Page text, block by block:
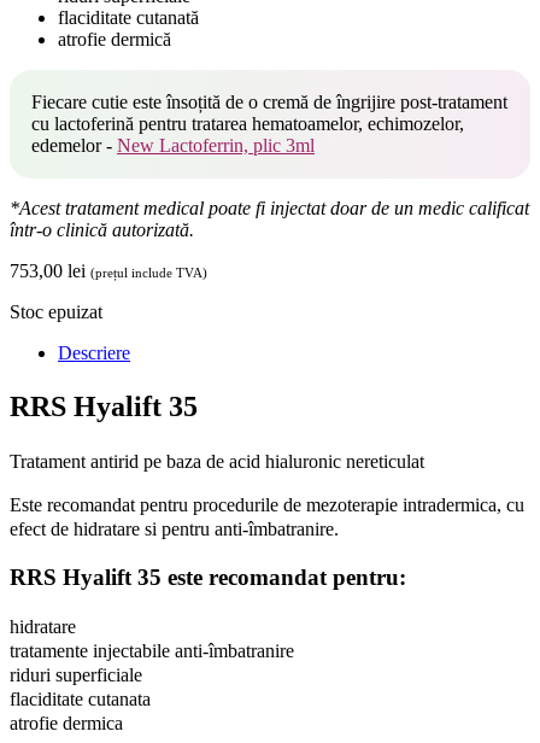
flaciditate cutanată
atrofie dermică
Fiecare cutie este însoțită de o cremă de îngrijire post-tratament
cu lactoferină pentru tratarea hematoamelor, echimozelor,
edemelor - New Lactoferrin, plic 3ml
*Acest tratament medical poate fi injectat doar de un medic calificat
într-o clinică autorizată.
753,00 lei (prețul include TVA)
Stoc epuizat
Descriere
RRS Hyalift 35
Tratament antirid pe baza de acid hialuronic nereticulat
Este recomandat pentru procedurile de mezoterapie intradermica, cu
efect de hidratare si pentru anti-îmbatranire.
RRS Hyalift 35 este recomandat pentru:
hidratare
tratamente injectabile anti-îmbatranire
riduri superficiale
flaciditate cutanata
atrofie dermica